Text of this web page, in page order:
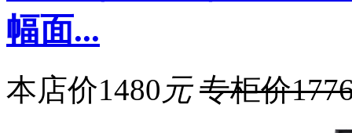
幅面...
本店价1480 元 专柜价